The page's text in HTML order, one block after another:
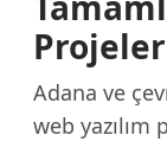
Adana ve
web yazılım